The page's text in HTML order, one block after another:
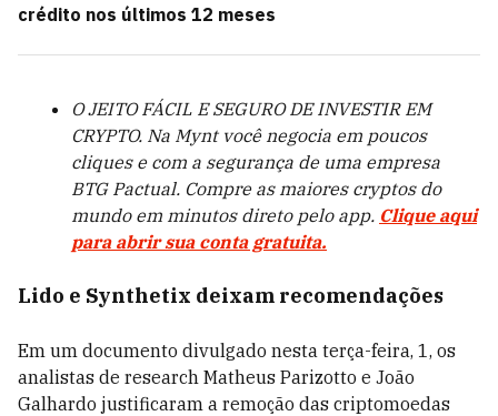
crédito nos últimos 12 meses
O JEITO FÁCIL E SEGURO DE INVESTIR EM
CRYPTO. Na Mynt você negocia em poucos
cliques e com a segurança de uma empresa
BTG Pactual. Compre as maiores cryptos do
mundo em minutos direto pelo app. Clique aqui
para abrir sua conta gratuita.
Lido e Synthetix deixam recomendações
Em um documento divulgado nesta terça-feira, 1, os
analistas de research Matheus Parizotto e João
Galhardo justificaram a remoção das criptomoedas